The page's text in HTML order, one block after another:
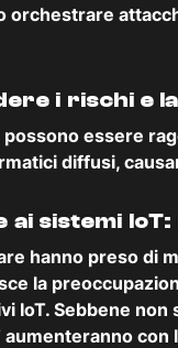
orchestrare
i rischi e
essere
diffusi,
sistemi IoT:
hanno preso di
la
IoT. Sebbene